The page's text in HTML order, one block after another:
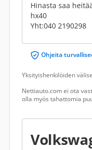
Hinasta saa
hx40
Yht:040 2190298
Ohjeita
Yksityishenkilöiden
Nettiauto.com ei ota
olla myös tahattomia